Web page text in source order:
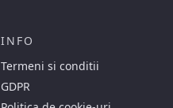
INFO
Termeni si conditii
GDPR